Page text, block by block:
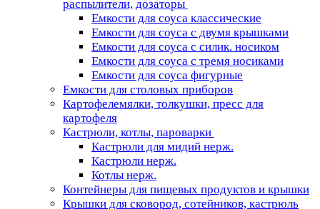
распылители, дозаторы
Емкости для соуса классические
Емкости для соуса с двумя крышками
Емкости для соуса с силик. носиком
Емкости для соуса с тремя носиками
Емкости для соуса фигурные
Емкости для столовых приборов
Картофелемялки, толкушки, пресс для
картофеля
Кастрюли, котлы, пароварки
Кастрюли для мидий нерж.
Кастрюли нерж.
Котлы нерж.
Контейнеры для пищевых продуктов и крышки
Крышки для сковород, сотейников, кастрюль